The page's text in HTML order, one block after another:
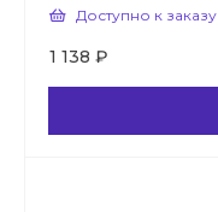
Доступно к заказу
1 138 ₽